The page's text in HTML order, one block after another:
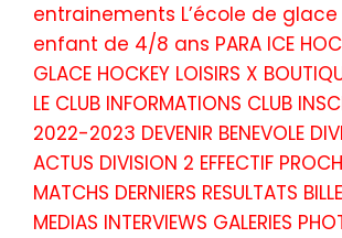
entrainements L’école de glace
enfant de 4/8 ans PARA ICE
GLACE HOCKEY LOISIRS X
LE CLUB INFORMATIONS CLUB
2022-2023 DEVENIR BENEVOLE
ACTUS DIVISION 2 EFFECTIF
MATCHS DERNIERS RESULTATS
MEDIAS INTERVIEWS GALERIES